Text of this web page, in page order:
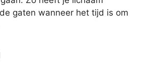
gaten wanneer het tijd is om